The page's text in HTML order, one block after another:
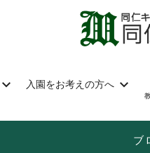
入園をお考えの方へ
ブ